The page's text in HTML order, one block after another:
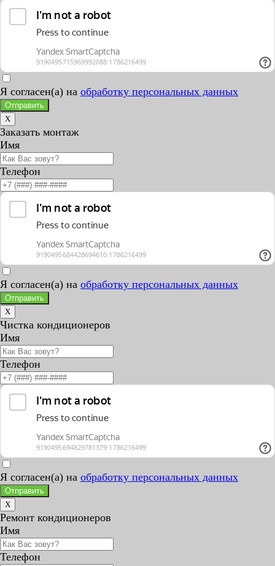
Я согласен(а) на обработку персональных данных
Отправить
X
Заказать монтаж
Имя
Телефон
Я согласен(а) на обработку персональных данных
Отправить
X
Чистка кондиционеров
Имя
Телефон
Я согласен(а) на обработку персональных данных
Отправить
X
Ремонт кондиционеров
Имя
Телефон